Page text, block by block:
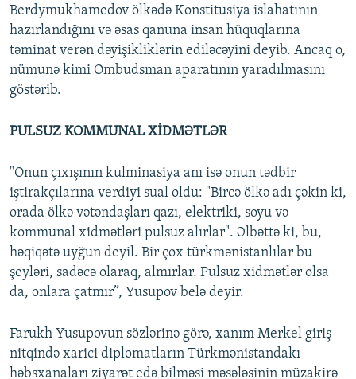
Berdymukhamedov ölkədə Konstitusiya islahatının
hazırlandığını və əsas qanuna insan hüquqlarına
təminat verən dəyişikliklərin ediləcəyini deyib. Ancaq o,
nümunə kimi Ombudsman aparatının yaradılmasını
göstərib.
PULSUZ KOMMUNAL XİDMƏTLƏR
"Onun çıxışının kulminasiya anı isə onun tədbir
iştirakçılarına verdiyi sual oldu: "Bircə ölkə adı çəkin ki,
orada ölkə vətəndaşları qazı, elektriki, soyu və
kommunal xidmətləri pulsuz alırlar". Əlbəttə ki, bu,
həqiqətə uyğun deyil. Bir çox türkmənistanlılar bu
şeyləri, sadəcə olaraq, almırlar. Pulsuz xidmətlər olsa
da, onlara çatmır”, Yusupov belə deyir.
Farukh Yusupovun sözlərinə görə, xanım Merkel giriş
nitqində xarici diplomatların Türkmənistandakı
həbsxanaları ziyarət edə bilməsi məsələsinin müzakirə